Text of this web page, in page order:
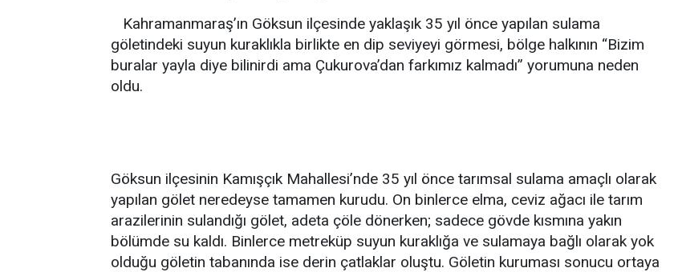
Kahramanmaraş’ın Göksun ilçesinde yaklaşık 35 yıl önce yapılan sulama
göletindeki suyun kuraklıkla birlikte en dip seviyeyi görmesi, bölge halkının “Bizim
buralar yayla diye bilinirdi ama Çukurova’dan farkımız kalmadı” yorumuna neden
oldu.
Göksun ilçesinin Kamışçık Mahallesi’nde 35 yıl önce tarımsal sulama amaçlı olarak
yapılan gölet neredeyse tamamen kurudu. On binlerce elma, ceviz ağacı ile tarım
arazilerinin sulandığı gölet, adeta çöle dönerken; sadece gövde kısmına yakın
bölümde su kaldı. Binlerce metreküp suyun kuraklığa ve sulamaya bağlı olarak yok
olduğu göletin tabanında ise derin çatlaklar oluştu. Göletin kuruması sonucu ortaya